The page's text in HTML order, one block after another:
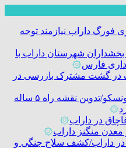
داراب نیازمند توجه
بخشداران شهرستان داراب با
فارس۞
در گشت مشترک بازرسی در
🔴دارابگرد فارس در مسیر یونسکو/تدوین نقشه راه ۵ ساله
۞
۞
معدن منگنز داراب۞
در داراب/کشف سلاح جنگی و